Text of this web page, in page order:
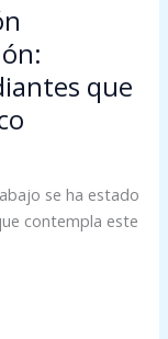
que
se ha estado
contempla este